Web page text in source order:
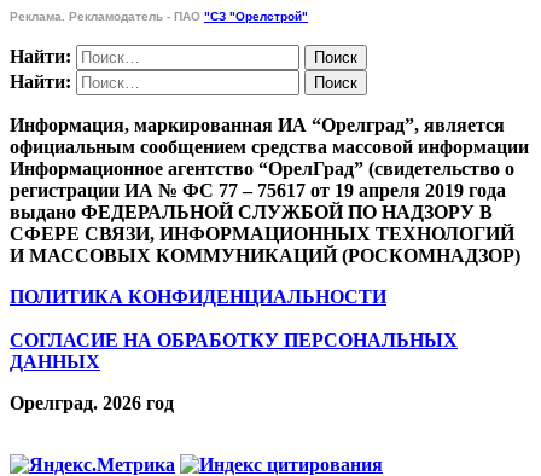
Реклама. Рекламодатель - ПАО "СЗ "Орелстрой"
Найти:
Найти:
Информация, маркированная ИА “Орелград”, является
официальным сообщением средства массовой информации
Информационное агентство “ОрелГрад” (свидетельство о
регистрации ИА № ФС 77 – 75617 от 19 апреля 2019 года
выдано ФЕДЕРАЛЬНОЙ СЛУЖБОЙ ПО НАДЗОРУ В
СФЕРЕ СВЯЗИ, ИНФОРМАЦИОННЫХ ТЕХНОЛОГИЙ
И МАССОВЫХ КОММУНИКАЦИЙ (РОСКОМНАДЗОР)
ПОЛИТИКА КОНФИДЕНЦИАЛЬНОСТИ
СОГЛАСИЕ НА ОБРАБОТКУ ПЕРСОНАЛЬНЫХ
ДАННЫХ
Орелград. 2026 год